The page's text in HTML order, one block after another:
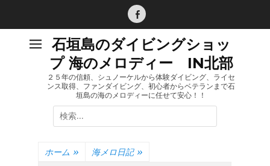
Facebook
石垣島のダイビングショッ
プ 海のメロディー IN北部
２５年の信頼、シュノーケルから体験ダイビング、ライセ
ンス取得、ファンダイビング、初心者からベテランまで石
垣島の海のメロディーに任せて安心！！
検
索:
ホーム » 海メロ日記 »